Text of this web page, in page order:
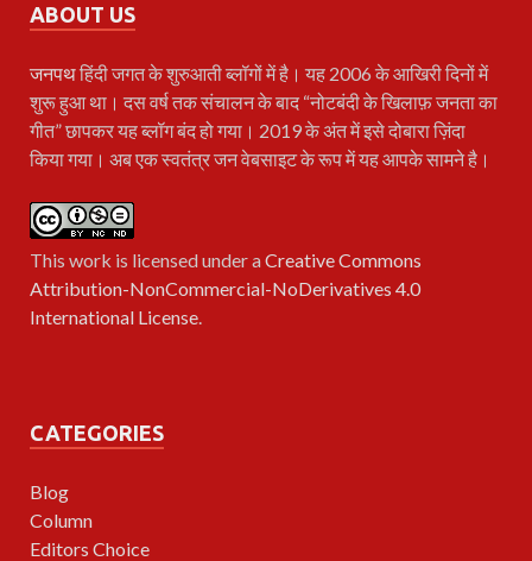
ABOUT US
जनपथहिंदी जगत के शुरुआती ब्लॉगों में है। यह 2006 के आखिरी दिनों में
शुरू हुआ था। दस वर्ष तक संचालन के बाद “नोटबंदी के खिलाफ़ जनता का
गीत” छापकर यह ब्लॉग बंद हो गया। 2019 के अंत में इसे दोबारा ज़िंदा
किया गया। अब एक स्वतंत्र जन वेबसाइट के रूप में यह आपके सामने है।
This work is licensed under aCreative Commons
Attribution-NonCommercial-NoDerivatives 4.0
International License.
CATEGORIES
Blog
Column
Editors Choice